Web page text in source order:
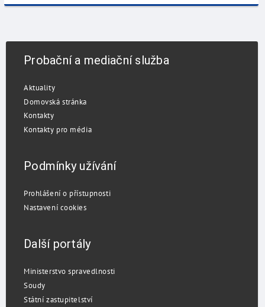
Probační a mediační služba
Aktuality
Domovská stránka
Kontakty
Kontakty pro média
Podmínky užívání
Prohlášení o přístupnosti
Nastavení cookies
Další portály
Ministerstvo spravedlnosti
Soudy
Státní zastupitelství